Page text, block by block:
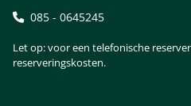
085 - 0645245
Let op: voor een telefonische
reserveringskosten.